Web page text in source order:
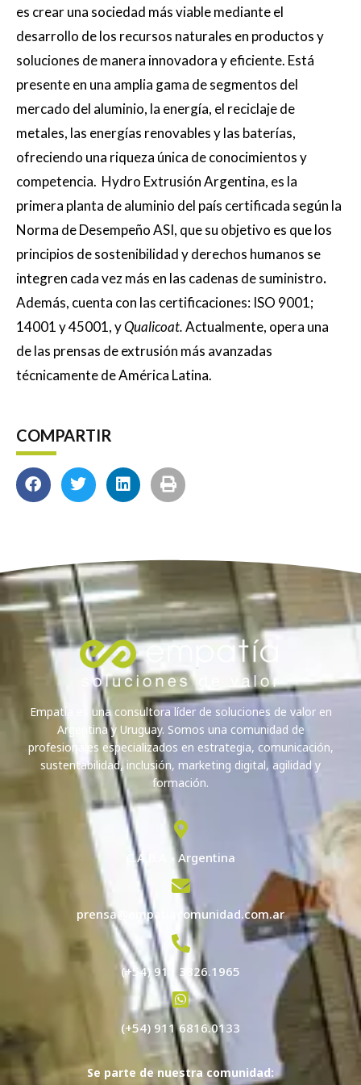
es crear una sociedad más viable mediante el
desarrollo de los recursos naturales en productos y
soluciones de manera innovadora y eficiente. Está
presente en una amplia gama de segmentos del
mercado del aluminio, la energía, el reciclaje de
metales, las energías renovables y las baterías,
ofreciendo una riqueza única de conocimientos y
competencia. Hydro Extrusión Argentina, es la
primera planta de aluminio del país certificada según la
Norma de Desempeño ASI, que su objetivo es que los
principios de sostenibilidad y derechos humanos se
integren cada vez más en las cadenas de suministro.
Además, cuenta con las certificaciones: ISO 9001;
14001 y 45001, yQualicoat.Actualmente, opera una
de las prensas de extrusión más avanzadas
técnicamente de América Latina.
COMPARTIR
Empatía es una consultora líder de soluciones de valor en
Argentina y Uruguay. Somos una comunidad de
profesionales especializados en estrategia, comunicación,
sustentabilidad, inclusión, marketing digital, agilidad y
formación.
C.A.B.A - Argentina
prensa@empatiacomunidad.com.ar
(+54) 911 3826.1965
(+54) 911 6816.0133
Se parte de nuestra comunidad: